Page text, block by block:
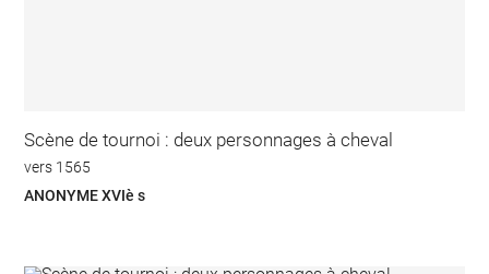
Scène de tournoi : deux personnages à cheval
vers 1565
ANONYME XVIè s